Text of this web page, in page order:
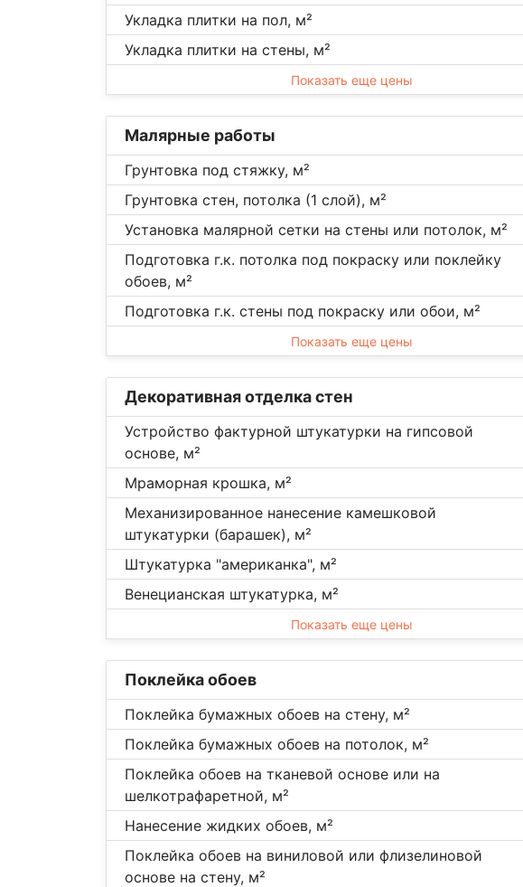
Укладка плитки на пол, м²
Укладка плитки на стены, м²
Показать еще цены
Малярные работы
Грунтовка под стяжку, м²
Грунтовка стен, потолка (1 слой), м²
Установка малярной сетки на стены или потолок, м²
Подготовка г.к. потолка под покраску или поклейку
обоев, м²
Подготовка г.к. стены под покраску или обои, м²
Показать еще цены
Декоративная отделка стен
Устройство фактурной штукатурки на гипсовой
основе, м²
Мраморная крошка, м²
Механизированное нанесение камешковой
штукатурки (барашек), м²
Штукатурка "американка", м²
Венецианская штукатурка, м²
Показать еще цены
Поклейка обоев
Поклейка бумажных обоев на стену, м²
Поклейка бумажных обоев на потолок, м²
Поклейка обоев на тканевой основе или на
шелкотрафаретной, м²
Нанесение жидких обоев, м²
Поклейка обоев на виниловой или флизелиновой
основе на стену, м²